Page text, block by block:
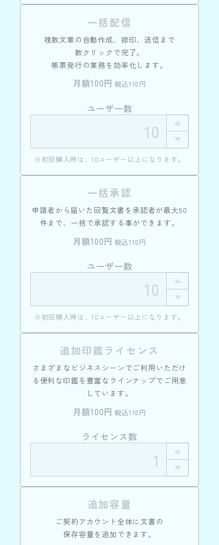
一括配信
複数文章の自動作成、捺印、送信まで
数クリックで完了。
帳票発行の業務を効率化します。
月額100円 税込110円
ユーザー数
※初回購入時は、10ユーザー以上になります。
一括承認
申請者から届いた回覧文書を承認者が最大50
件まで、一括で承認する事ができます。
月額100円 税込110円
ユーザー数
※初回購入時は、10ユーザー以上になります。
追加印鑑ライセンス
さまざまなビジネスシーンでご利用いただけ
る便利な印鑑を豊富なラインナップでご用意
しています。
月額100円 税込110円
ライセンス数
追加容量
ご契約アカウント全体に文書の
保存容量を追加できます。